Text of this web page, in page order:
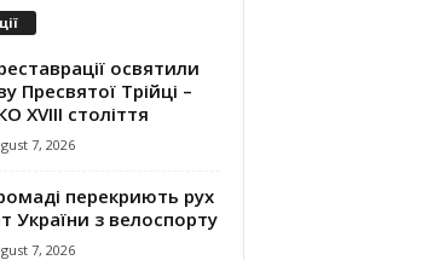
освятили
Пресвятої Трійці –
XVIII століття
7, 2026
перекриють рух
України з велоспорту
7, 2026